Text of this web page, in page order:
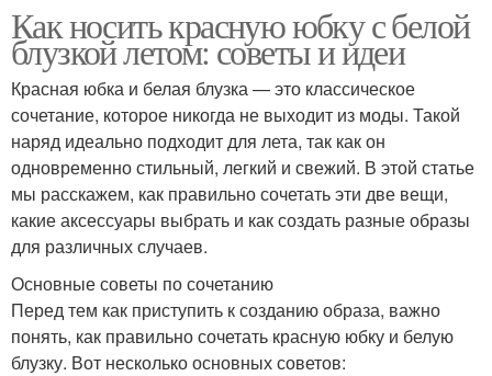
Как носить красную юбку с белой
блузкой летом: советы и идеи
Красная юбка и белая блузка — это классическое
сочетание, которое никогда не выходит из моды. Такой
наряд идеально подходит для лета, так как он
одновременно стильный, легкий и свежий. В этой статье
мы расскажем, как правильно сочетать эти две вещи,
какие аксессуары выбрать и как создать разные образы
для различных случаев.
Основные советы по сочетанию
Перед тем как приступить к созданию образа, важно
понять, как правильно сочетать красную юбку и белую
блузку. Вот несколько основных советов: